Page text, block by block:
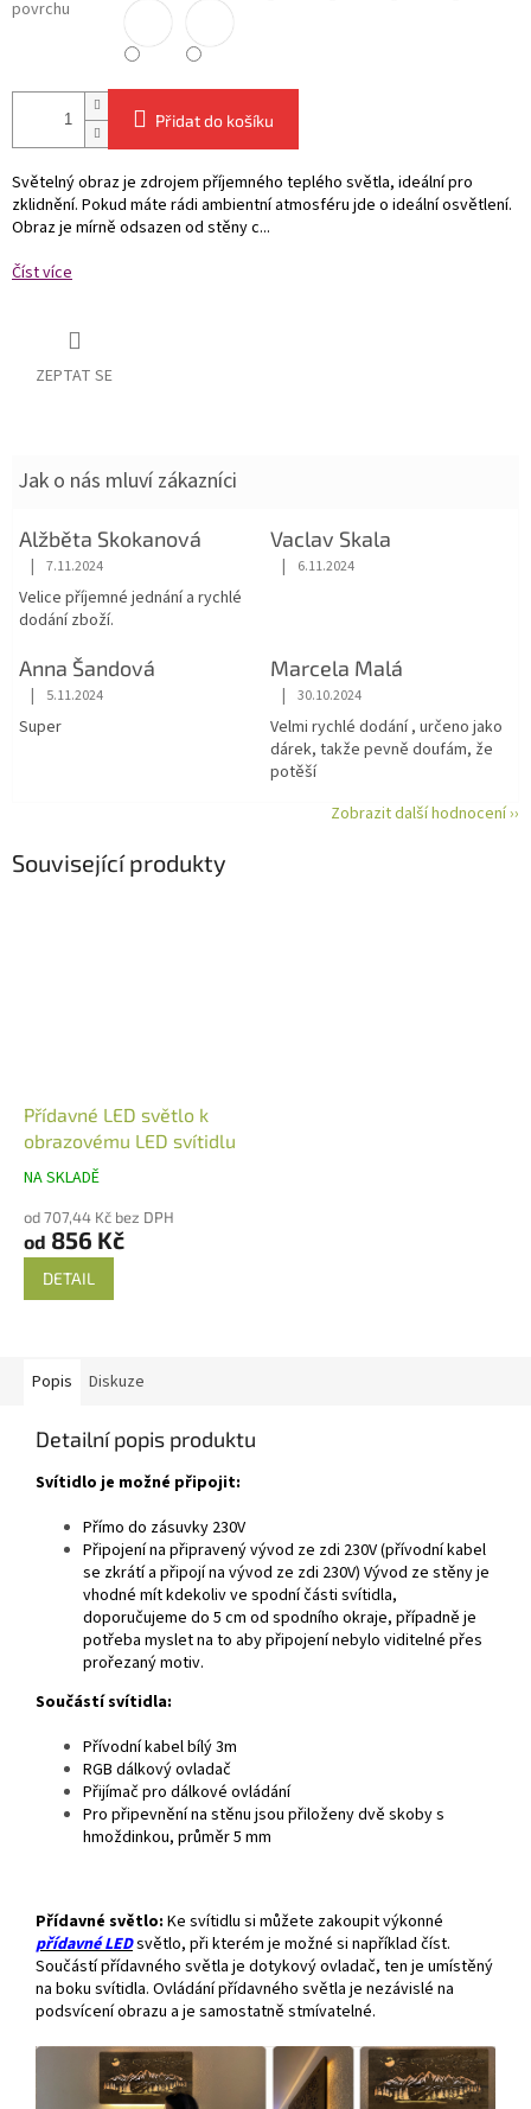
povrchu
Přidat do košíku
Světelný obraz je zdrojem příjemného teplého světla, ideální pro
zklidnění. Pokud máte rádi ambientní atmosféru jde o ideální osvětlení.
Obraz je mírně odsazen od stěny c...
Číst více
ZEPTAT SE
Jak o nás mluví zákazníci
Alžběta Skokanová
Hodnocení obchodu je 5 z 5 hvězdiček.
| 7.11.2024
Velice příjemné jednání a rychlé
dodání zboží.
Vaclav Skala
Hodnocení obchodu je 5 z 5
| 6.11.2024
Anna Šandová
Hodnocení obchodu je 5 z 5 hvězdiček.
| 5.11.2024
Super
Marcela Malá
Hodnocení obchodu je 5 z 5
| 30.10.2024
Velmi rychlé dodání , určeno jako
dárek, takže pevně doufám, že
potěší
Zobrazit další hodnocení ››
Související produkty
Přídavné LED světlo k
obrazovému LED svítidlu
NA SKLADĚ
od 707,44 Kč bez DPH
od 856 Kč
DETAIL
Popis Diskuze
Detailní popis produktu
Svítidlo je možné připojit:
Přímo do zásuvky 230V
Připojení na připravený vývod ze zdi 230V (přívodní kabel
se zkrátí a připojí na vývod ze zdi 230V) Vývod ze stěny je
vhodné mít kdekoliv ve spodní části svítidla,
doporučujeme do 5 cm od spodního okraje, případně je
potřeba myslet na to aby připojení nebylo viditelné přes
prořezaný motiv.
Součástí svítidla:
Přívodní kabel bílý 3m
RGB dálkový ovladač
Přijímač pro dálkové ovládání
Pro připevnění na stěnu jsou přiloženy dvě skoby s
hmoždinkou, průměr 5 mm
Přídavné světlo: Ke svítidlu si můžete zakoupit výkonné
přídavnéLEDsvětlo, při kterém je možné si například číst.
Součástí přídavného světla je dotykový ovladač, ten je umístěný
na boku svítidla. Ovládání přídavného světla je nezávislé na
podsvícení obrazu a je samostatně stmívatelné.